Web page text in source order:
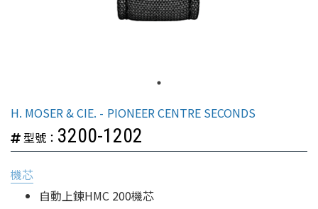
H. MOSER & CIE.
PIONEER CENTRE SECONDS
型號： 3200-1202
機芯
自動上鍊HMC 200機芯